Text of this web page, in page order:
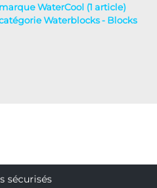
WaterCool (1 article)
Waterblocks - Blocks
sécurisés